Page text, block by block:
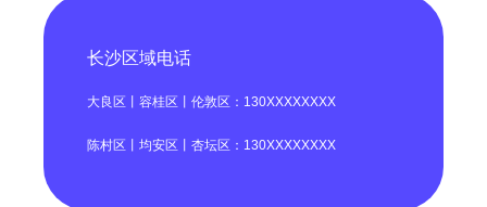
长沙区域电话
大良区丨容桂区丨伦敦区：130XXXXXXXX
陈村区丨均安区丨杏坛区：130XXXXXXXX